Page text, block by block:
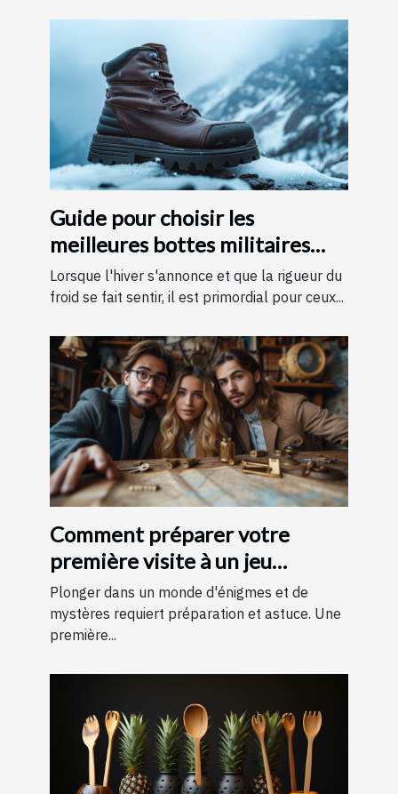
Guide pour choisir les
meilleures bottes militaires
pour l'hiver
Lorsque l'hiver s'annonce et que la rigueur du
froid se fait sentir, il est primordial pour ceux...
Comment préparer votre
première visite à un jeu
d'évasion : conseils et astuces
pour une expérience
mémorable
Plonger dans un monde d'énigmes et de
mystères requiert préparation et astuce. Une
première...